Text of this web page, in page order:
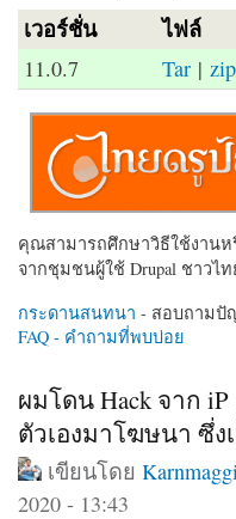
เวอร์ชั่น ไฟล์
11.0.7 Tar | zip
คุณสามารถศึกษาวิธีใช้งานห
จากชุมชนผู้ใช้ Drupal ชาวไ
กระดานสนทนา - สอบถามปั
FAQ - คำถามที่พบบ่อย
ผมโดน Hack จาก iP
ตัวเองมาโฆษนา ซึ่ง
เขียนโดย
2020 - 13:43